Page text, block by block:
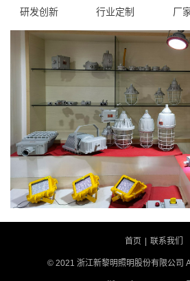
研发创新 行业定制 厂
首页 联系我们
© 2021 浙江新黎明照明股份有限公司